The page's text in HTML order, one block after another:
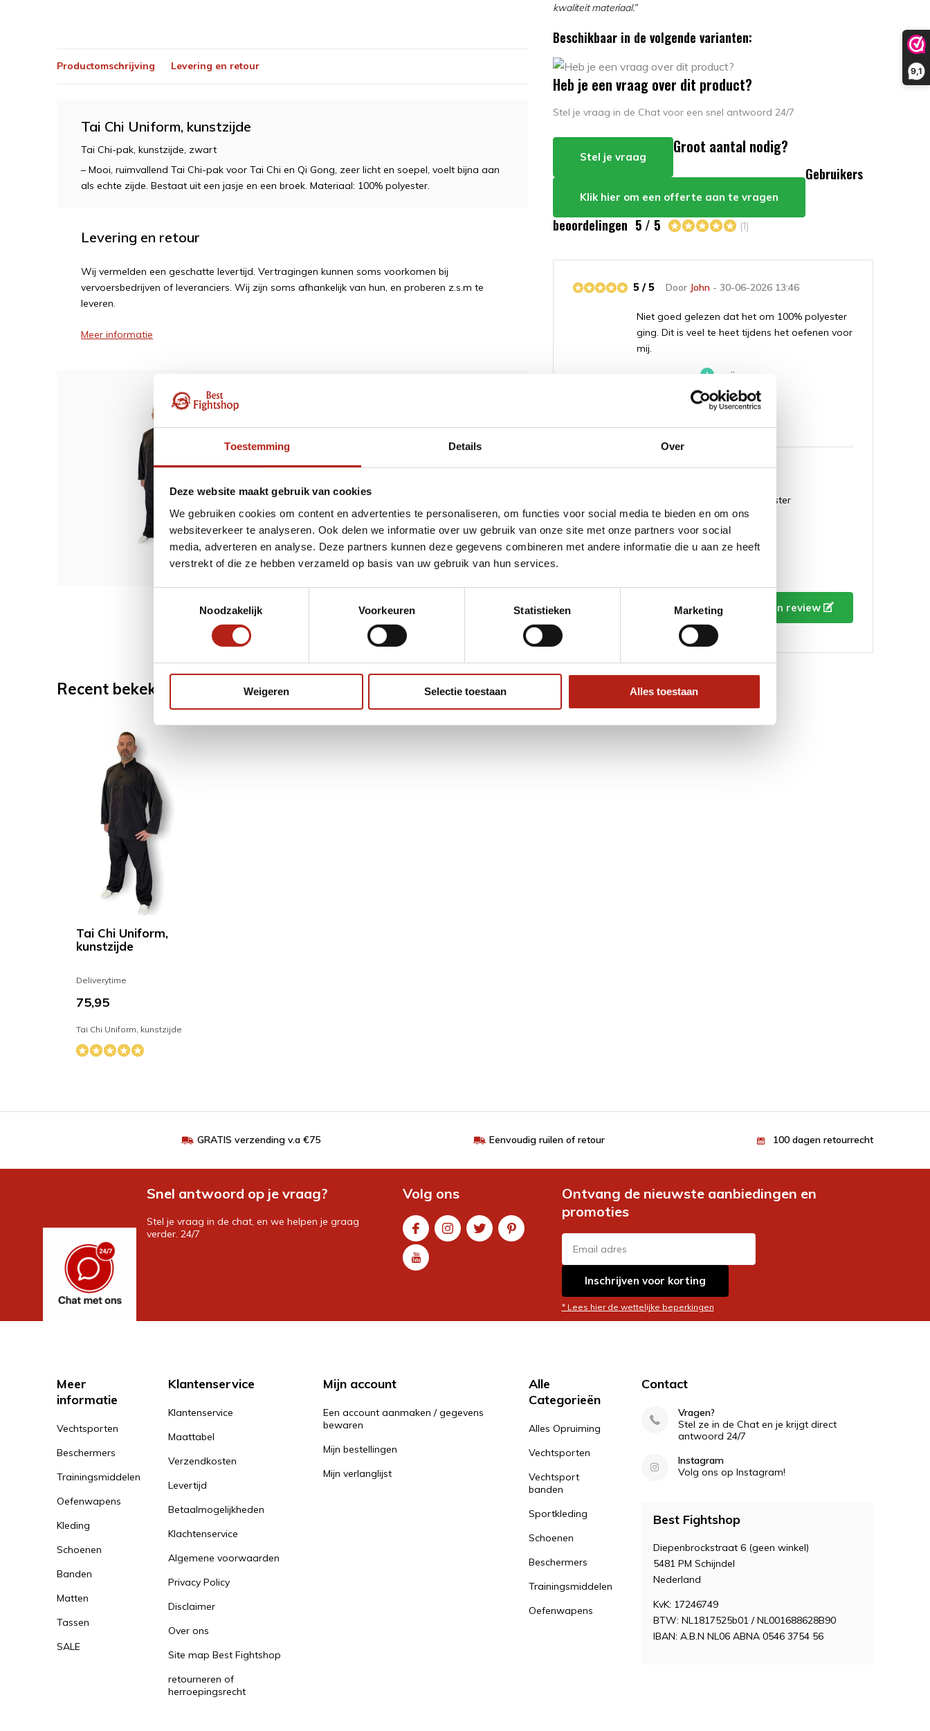
Toestemming Details Over
Deze website maakt gebruik van cookies
We gebruiken cookies om content en advertenties te personaliseren, om functies voor social media te bieden en om ons
websiteverkeer te analyseren. Ook delen we informatie over uw gebruik van onze site met onze partners voor social
media, adverteren en analyse. Deze partners kunnen deze gegevens combineren met andere informatie die u aan ze heeft
verstrekt of die ze hebben verzameld op basis van uw gebruik van hun services.
Noodzakelijk
Voorkeuren Statistieken Marketing
Weigeren Selectie toestaan Alles toestaan
9,1
kwaliteit materiaal.”
Beschikbaar in de volgende varianten:
Productomschrijving Levering en retour
Tai Chi Uniform, kunstzijde
Tai Chi-pak, kunstzijde, zwart
– Mooi, ruimvallend Tai Chi-pak voor Tai Chi en Qi Gong, zeer licht en soepel, voelt bijna aan
als echte zijde. Bestaat uit een jasje en een broek. Materiaal: 100% polyester.
Levering en retour
Wij vermelden een geschatte levertijd. Vertragingen kunnen soms voorkomen bij
vervoersbedrijven of leveranciers. Wij zijn soms afhankelijk van hun, en proberen z.s.m te
leveren.
Meer informatie
Tai Chi Uniform, kunstzijde
(1)
75,95
Toevoegen aan
winkelwagen
Heb je een vraag over dit product?
Stel je vraag in de Chat voor een snel antwoord 24/7
Stel je vraag
Groot aantal nodig?
Klik hier om een offerte aan te vragen
Gebruikers
beoordelingen 5 / 5 (1)
JN
Door John - 30-06-2026 13:46
5 / 5
Niet goed gelezen dat het om 100% polyester
ging. Dit is veel te heet tijdens het oefenen voor
mij.
+ prijs
100% polyester
Schrijf je eigen review
Recent bekeken
Tai Chi Uniform,
kunstzijde
Deliverytime
75,95
Tai Chi Uniform, kunstzijde
GRATIS verzending v.a €75 Eenvoudig ruilen of retour 100 dagen retourrecht
Snel antwoord op je vraag?
Stel je vraag in de chat, en we helpen je graag
verder. 24/7
Volg ons
Ontvang de nieuwste aanbiedingen en
promoties
Inschrijven voor korting
* Lees hier de wettelijke beperkingen
Meer
informatie
Vechtsporten
Beschermers
Trainingsmiddelen
Oefenwapens
Kleding
Schoenen
Banden
Matten
Tassen
SALE
Klantenservice
Klantenservice
Maattabel
Verzendkosten
Levertijd
Betaalmogelijkheden
Klachtenservice
Algemene voorwaarden
Privacy Policy
Disclaimer
Over ons
Site map Best Fightshop
retourneren of
herroepingsrecht
Mijn account
Een account aanmaken / gegevens
bewaren
Mijn bestellingen
Mijn verlanglijst
Alle
Categorieën
Alles Opruiming
Vechtsporten
Vechtsport
banden
Sportkleding
Schoenen
Beschermers
Trainingsmiddelen
Oefenwapens
Contact
Vragen?
Stel ze in de Chat en je krijgt direct
antwoord 24/7
Instagram
Volg ons op Instagram!
Best Fightshop
Diepenbrockstraat 6 (geen winkel)
5481 PM Schijndel
Nederland
KvK: 17246749
BTW: NL1817525b01 / NL001688628B90
IBAN: A.B.N NL06 ABNA 0546 3754 56